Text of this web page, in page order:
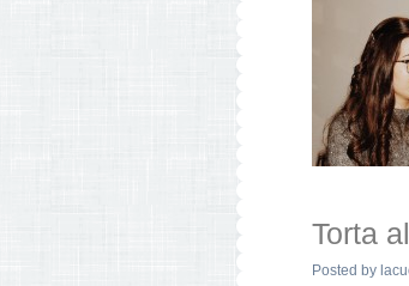
Torta
Posted by